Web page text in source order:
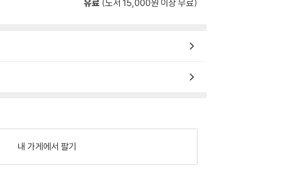
유료 (도서 15,000원 이상 무료)
내 가게에서 팔기